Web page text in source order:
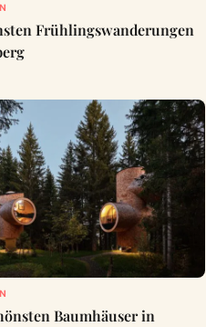
Frühlingswanderungen
Baumhäuser in